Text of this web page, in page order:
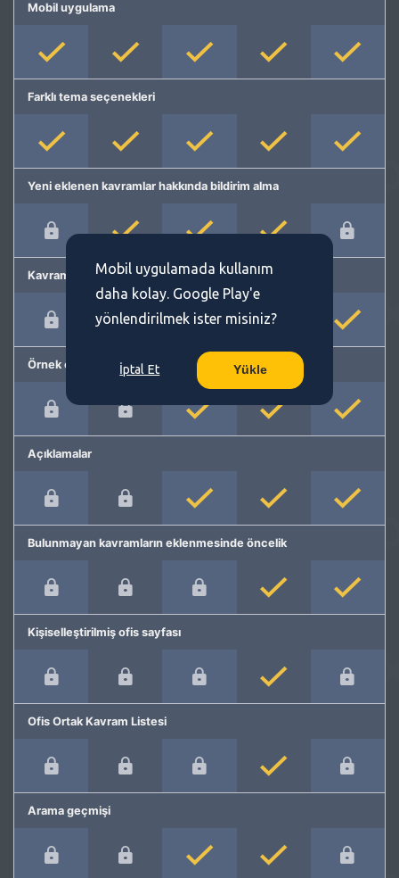
Mobil uygulama
Farklı tema seçenekleri
Yeni eklenen kavramlar hakkında bildirim alma
Kavram önerme
Örnek cümleler
Açıklamalar
Bulunmayan kavramların eklenmesinde öncelik
Kişiselleştirilmiş ofis sayfası
Ofis Ortak Kavram Listesi
Arama geçmişi
Mobil uygulamada kullanım
daha kolay. Google Play'e
yönlendirilmek ister misiniz?
İptal Et Yükle